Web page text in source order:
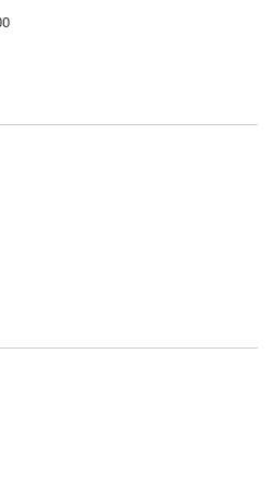
свойствами, ускоряет
и негативных факторов
кожи.